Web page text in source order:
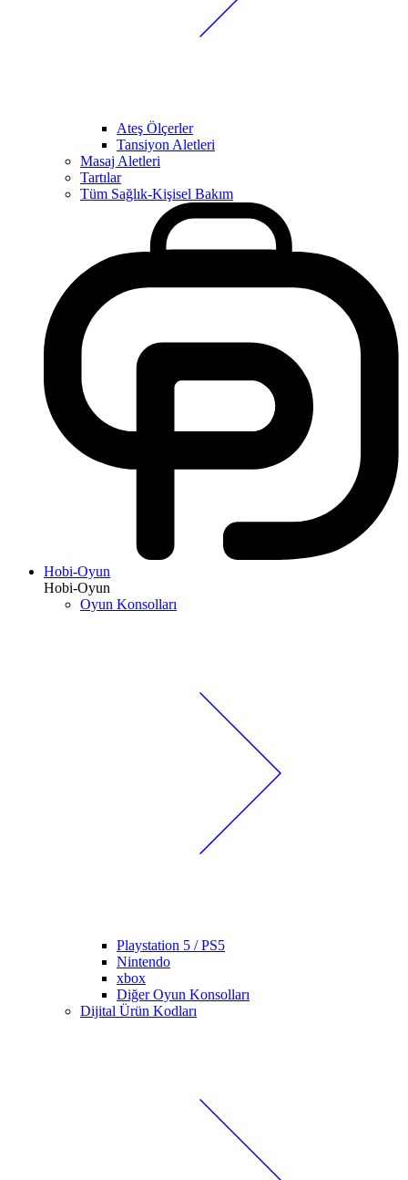
Ateş Ölçerler
Tansiyon Aletleri
Masaj Aletleri
Tartılar
Tüm Sağlık-Kişisel Bakım
Hobi-Oyun
Hobi-Oyun
Oyun Konsolları
Playstation 5 / PS5
Nintendo
xbox
Diğer Oyun Konsolları
Dijital Ürün Kodları